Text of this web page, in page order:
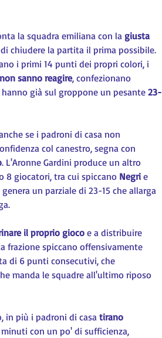
la squadra emiliana con la giusta
chiudere la partita il prima possibile.
i primi 14 punti dei propri colori, i
sanno reagire, confezionano
già sul groppone un pesante 23-
se i padroni di casa non
col canestro, segna con
. L'Aronne Gardini produce un altro
8 giocatori, tra cui spiccano Negri e
un parziale di 23-15 che allarga
il proprio gioco e a distribuire
frazione spiccano offensivamente
di 6 punti consecutivi, che
manda le squadre all'ultimo riposo
in più i padroni di casa tirano
con un po' di sufficienza,